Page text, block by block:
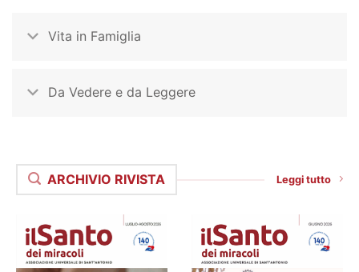
Vita in Famiglia
Da Vedere e da Leggere
ARCHIVIO RIVISTA Leggi tutto